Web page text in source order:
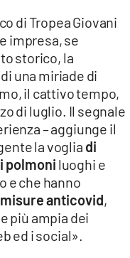
di Tropea Giovani
impresa, se
storico, la
una miriade di
il cattivo tempo,
di luglio. Il segnale
– aggiunge il
la voglia di
polmoni luoghi e
e che hanno
anticovid,
più ampia dei
ed i social».